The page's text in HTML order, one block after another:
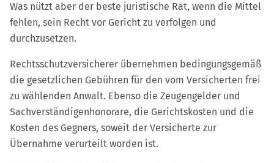
Was nützt aber der beste juristische Rat, wenn die Mittel
fehlen, sein Recht vor Gericht zu verfolgen und
durchzusetzen.
Rechtsschutzversicherer übernehmen bedingungsgemäß
die gesetzlichen Gebühren für den vom Versicherten frei
zu wählenden Anwalt. Ebenso die Zeugengelder und
Sachverständigenhonorare, die Gerichtskosten und die
Kosten des Gegners, soweit der Versicherte zur
Übernahme verurteilt worden ist.